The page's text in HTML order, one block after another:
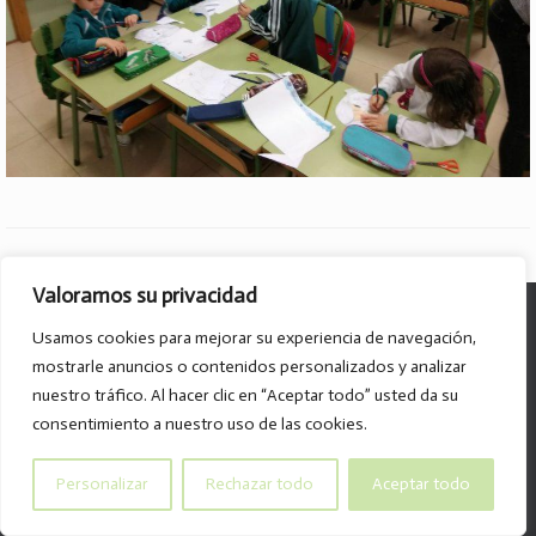
Valoramos su privacidad
Usamos cookies para mejorar su experiencia de navegación,
mostrarle anuncios o contenidos personalizados y analizar
nuestro tráfico. Al hacer clic en “Aceptar todo” usted da su
consentimiento a nuestro uso de las cookies.
Personalizar Rechazar todo Aceptar todo
© Col·legi Parroquial D. José Lluch - 2026
Av. Divino Maestro, 15 B. - 46120 - Alboraya
Tel. 96.185.59.85
info@col-legiparroquialdonjoselluch.es